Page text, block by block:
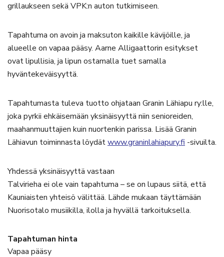
grillaukseen sekä VPK:n auton tutkimiseen.
Tapahtuma on avoin ja maksuton kaikille kävijöille, ja
alueelle on vapaa pääsy. Aarne Alligaattorin esitykset
ovat lipullisia, ja lipun ostamalla tuet samalla
hyväntekeväisyyttä.
Tapahtumasta tuleva tuotto ohjataan Granin Lähiapu ry:lle,
joka pyrkii ehkäisemään yksinäisyyttä niin senioreiden,
maahanmuuttajien kuin nuortenkin parissa. Lisää Granin
Lähiavun toiminnasta löydätwww.graninlahiapury.fi -sivuilta.
Yhdessä yksinäisyyttä vastaan
Talvirieha ei ole vain tapahtuma – se on lupaus siitä, että
Kauniaisten yhteisö välittää. Lähde mukaan täyttämään
Nuorisotalo musiikilla, ilolla ja hyvällä tarkoituksella.
Tapahtuman hinta
Vapaa pääsy